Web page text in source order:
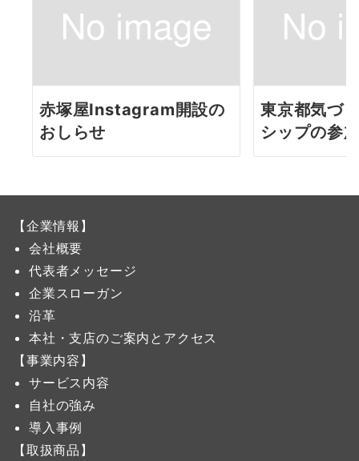
赤塚屋Instagram開設の
おしらせ
東京都気づ
シップの参
【企業情報】
会社概要
代表者メッセージ
企業スローガン
沿革
本社・支店のご案内とアクセス
【事業内容】
サービス内容
自社の強み
導入事例
【取扱商品】